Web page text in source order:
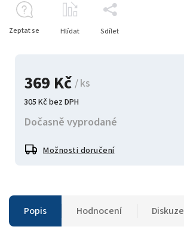
369 Kč / ks
305 Kč bez DPH
Dočasně vyprodané
Možnosti doručení
Zeptat se Hlídat Sdílet
Popis Hodnocení Diskuze